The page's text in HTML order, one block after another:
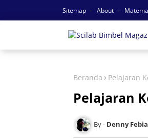
Sitemap About
Beranda Pelajaran
Pelajaran
Denny